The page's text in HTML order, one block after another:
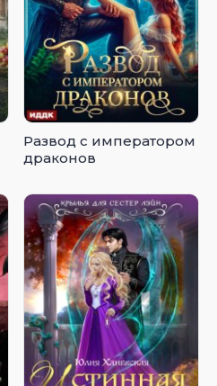
Развод с императором
драконов